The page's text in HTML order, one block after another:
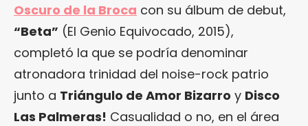
Oscuro de la Broca con su álbum de debut,
“Beta” (El Genio Equivocado, 2015),
completó la que se podría denominar
atronadora trinidad del noise-rock patrio
junto a Triángulo de Amor Bizarro y Disco
Las Palmeras! Casualidad o no, en el área